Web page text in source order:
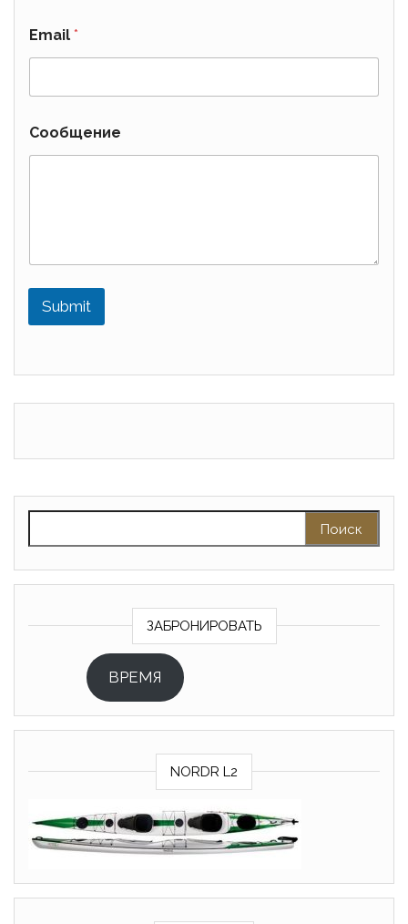
Email *
Сообщение
Submit
ЗАБРОНИРОВАТЬ
ВРЕМЯ
NORDR L2